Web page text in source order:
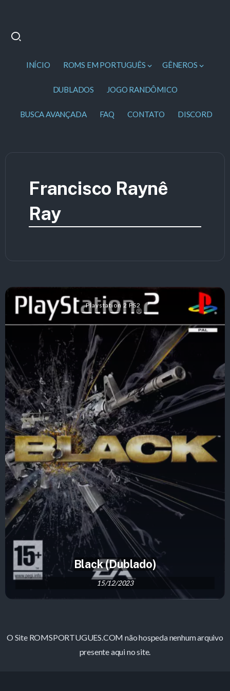
INÍCIO ROMS EM PORTUGUÊS GÊNEROS
DUBLADOS JOGO RANDÔMICO
BUSCA AVANÇADA FAQ CONTATO DISCORD
Francisco Raynê
Ray
Playstation 2 PS2
Black (Dublado)
15/12/2023
O Site ROMSPORTUGUES.COM não hospeda nenhum arquivo
presente aqui no site.